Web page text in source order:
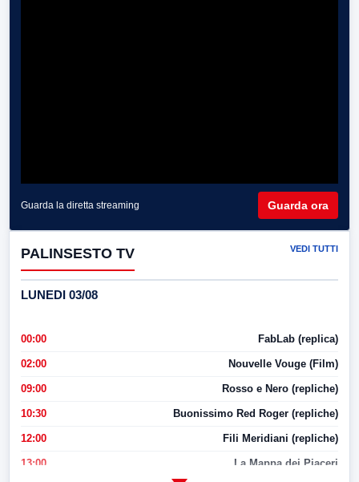
Guarda la diretta streaming Guarda ora
PALINSESTO TV VEDI TUTTI
LUNEDI 03/08
00:00 FabLab (replica)
02:00 Nouvelle Vouge (Film)
09:00 Rosso e Nero (repliche)
10:30 Buonissimo Red Roger (repliche)
12:00 Fili Meridiani (repliche)
13:00 La Mappa dei Piaceri